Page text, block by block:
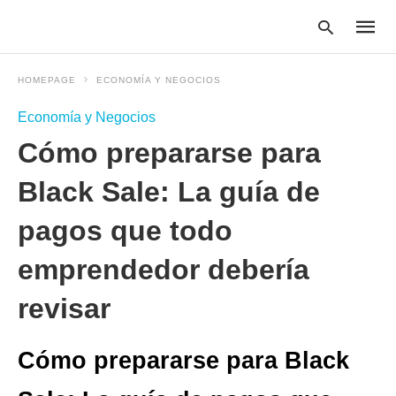
HOMEPAGE ECONOMÍA Y NEGOCIOS
Economía y Negocios
Cómo prepararse para
Black Sale: La guía de
pagos que todo
emprendedor debería
revisar
Cómo prepararse para Black